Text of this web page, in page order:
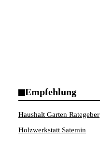
Empfehlung
Haushalt Garten Rategeber
Holzwerkstatt Satemin